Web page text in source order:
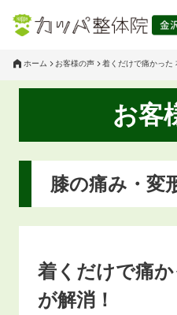
ホーム お客様の声 着くだけで痛かった
お客
膝の痛み・変
着くだけで痛
が解消！